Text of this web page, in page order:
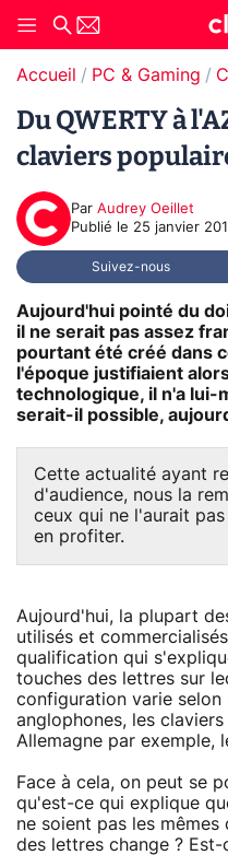
Accueil PC & Gaming
Du QWERTY à
claviers
Par Audrey Oeillet
Publié le 25 janvier
Suivez-nous
Aujourd'hui pointé du
il ne serait pas assez
pourtant été créé dans
l'époque justifiaient
technologique, il n'a lui-
serait-il possible,
Cette actualité ayant
d'audience, nous la
ceux qui ne l'aurait
en profiter.
Aujourd'hui, la plupart
utilisés et
qualification qui
touches des lettres sur
configuration varie selon
anglophones, les
Allemagne par exemple,
Face à cela, on peut se
qu'est-ce qui explique
ne soient pas les
des lettres change ?